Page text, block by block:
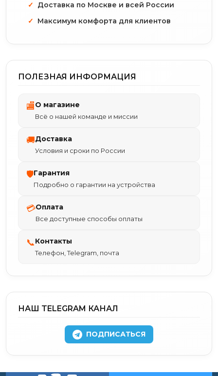
Доставка по Москве и всей России
Максимум комфорта для клиентов
ПОЛЕЗНАЯ ИНФОРМАЦИЯ
🏬О магазине
Всё о нашей команде и миссии
🚚Доставка
Условия и сроки по России
🛡Гарантия
Подробно о гарантии на устройства
💳Оплата
Все доступные способы оплаты
📞Контакты
Телефон, Telegram, почта
НАШ TELEGRAM КАНАЛ
ПОДПИСАТЬСЯ